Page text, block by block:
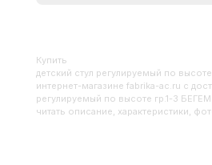
Купить
Детский стул регулируемый по
интернет-магазине fabrika-ac.ru с
регулируемый по высоте гр.1-3
читать описание, характеристики,